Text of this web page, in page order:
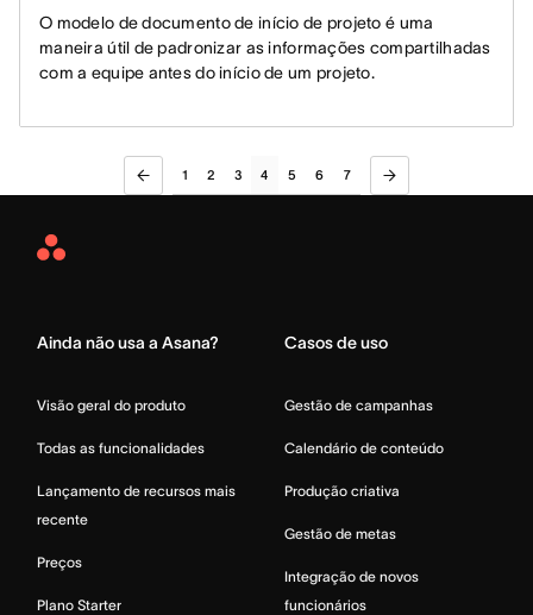
O modelo de documento de início de projeto é uma
maneira útil de padronizar as informações compartilhadas
com a equipe antes do início de um projeto.
1 2 3 4 5 6 7
Asana
Ainda não usa a Asana?
Visão geral do produto
Todas as funcionalidades
Lançamento de recursos mais
recente
Preços
Plano Starter
Casos de uso
Gestão de campanhas
Calendário de conteúdo
Produção criativa
Gestão de metas
Integração de novos
funcionários